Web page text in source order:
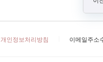
개인정보처리방침 이메일주소